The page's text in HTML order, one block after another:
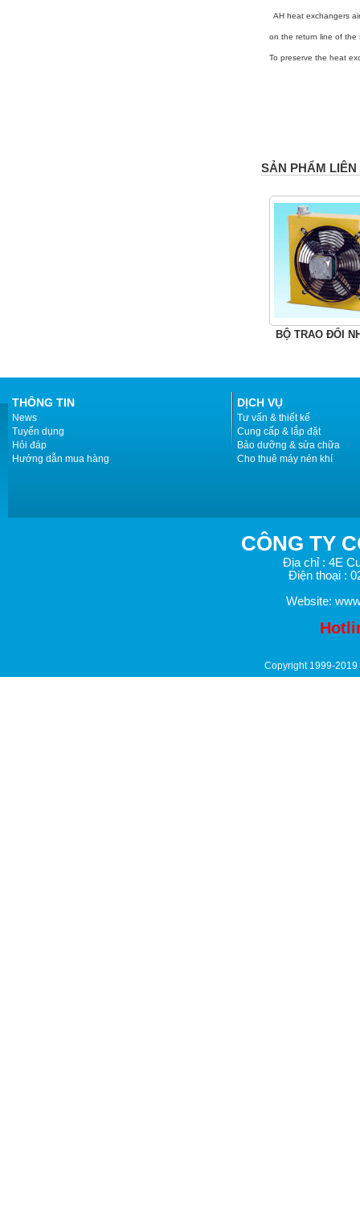
AH heat exchangers
on the return line of the
To preserve the heat
SẢN PHẨM LIÊN
BỘ TRAO ĐỔI
THÔNG TIN DỊCH VỤ
News
Tuyển dụng
Hỏi đáp
Hướng dẫn mua hàng
Tư vấn & thiết kế
Cung cấp & lắp đặt
Bảo dưỡng & sửa chữa
Cho thuê máy nén khí
CÔNG TY
Địa chỉ : 4E
Điện thoại :
Website:
Copyright 1999-